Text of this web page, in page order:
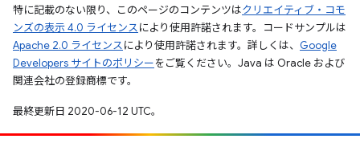
特に記載のない限り、このページのコンテンツはクリエイティブ・コモ
ンズの表示 4.0 ライセンスにより使用許諾されます。コードサンプルは
Apache 2.0 ライセンスにより使用許諾されます。詳しくは、 Google
Developers サイトのポリシーをご覧ください。Java は Oracle および
関連会社の登録商標です。
最終更新日 2020-06-12 UTC。